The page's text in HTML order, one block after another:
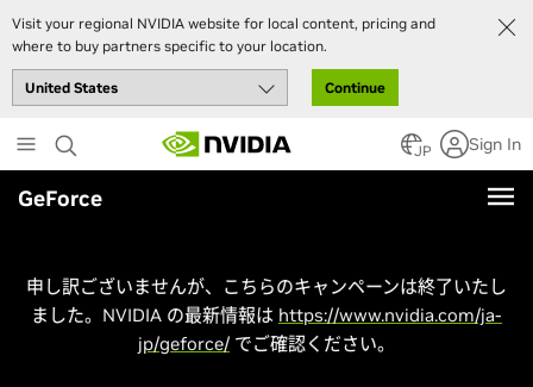
Visit your regional NVIDIA website for local content, pricing and
where to buy partners specific to your location.
Continue
to
main
content
JP Sign In
GeForce
申し訳ございませんが、こちらのキャンペーンは終了いたし
ました。NVIDIA の最新情報は https://www.nvidia.com/ja-
jp/geforce/ でご確認ください。